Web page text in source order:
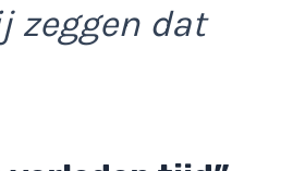
zeggen dat